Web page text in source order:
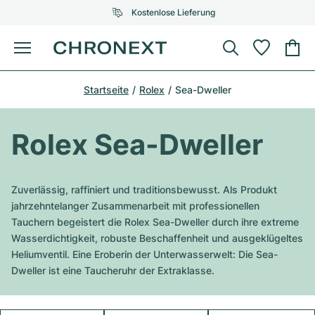
Kostenlose Lieferung
Menü
AUSGEWÄHLTE MARKEN
Alle Rolex Modelle
Top-Modelle
Omega
Alle Omega Modelle
Top-Modelle
Patek Philippe
Alle Patek Philippe Modelle
Audemars Piguet
Cartier
Certified Pre-Owned
Schmuck
AUSGEWÄHLTE MARKEN
Tiffany
Louis Vuitton
Gebauer & Gebauer
Van Cleef & Arpels
Neuzugänge
Startseite Rolex Sea-Dweller
Rolex Sea-Dweller
Zuverlässig, raffiniert und traditionsbewusst. Als Produkt
jahrzehntelanger Zusammenarbeit mit professionellen
Tauchern begeistert die Rolex Sea-Dweller durch ihre extreme
Wasserdichtigkeit, robuste Beschaffenheit und ausgeklügeltes
Heliumventil. Eine Eroberin der Unterwasserwelt: Die Sea-
Dweller ist eine Taucheruhr der Extraklasse.